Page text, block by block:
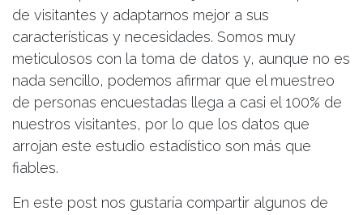
de visitantes y adaptarnos mejor a sus
características y necesidades. Somos muy
meticulosos con la toma de datos y, aunque no es
nada sencillo, podemos afirmar que el muestreo
de personas encuestadas llega a casi el 100% de
nuestros visitantes, por lo que los datos que
arrojan este estudio estadístico son más que
fiables.
En este post nos gustaría compartir algunos de